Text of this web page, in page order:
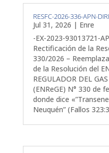
RESFC-2026-336-APN-
Jul 31, 2026 | Enre
-EX-2023-93013721-
Rectificación de la
330/2026 –
de la Resolución del
REGULADOR DEL
(ENReGE) N° 330 de
donde dice
Neuquén” (Fallos